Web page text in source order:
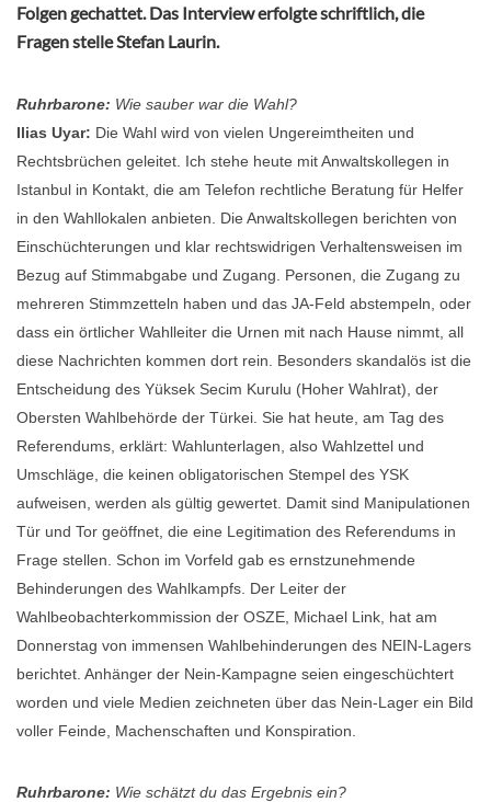
Folgen gechattet. Das Interview erfolgte schriftlich, die
Fragen stelle Stefan Laurin.
Ruhrbarone: Wie sauber war die Wahl?
Ilias Uyar: Die Wahl wird von vielen Ungereimtheiten und
Rechtsbrüchen geleitet. Ich stehe heute mit Anwaltskollegen in
Istanbul in Kontakt, die am Telefon rechtliche Beratung für Helfer
in den Wahllokalen anbieten. Die Anwaltskollegen berichten von
Einschüchterungen und klar rechtswidrigen Verhaltensweisen im
Bezug auf Stimmabgabe und Zugang. Personen, die Zugang zu
mehreren Stimmzetteln haben und das JA-Feld abstempeln, oder
dass ein örtlicher Wahlleiter die Urnen mit nach Hause nimmt, all
diese Nachrichten kommen dort rein. Besonders skandalös ist die
Entscheidung des Yüksek Secim Kurulu (Hoher Wahlrat), der
Obersten Wahlbehörde der Türkei. Sie hat heute, am Tag des
Referendums, erklärt: Wahlunterlagen, also Wahlzettel und
Umschläge, die keinen obligatorischen Stempel des YSK
aufweisen, werden als gültig gewertet. Damit sind Manipulationen
Tür und Tor geöffnet, die eine Legitimation des Referendums in
Frage stellen. Schon im Vorfeld gab es ernstzunehmende
Behinderungen des Wahlkampfs. Der Leiter der
Wahlbeobachterkommission der OSZE, Michael Link, hat am
Donnerstag von immensen Wahlbehinderungen des NEIN-Lagers
berichtet. Anhänger der Nein-Kampagne seien eingeschüchtert
worden und viele Medien zeichneten über das Nein-Lager ein Bild
voller Feinde, Machenschaften und Konspiration.
Ruhrbarone: Wie schätzt du das Ergebnis ein?